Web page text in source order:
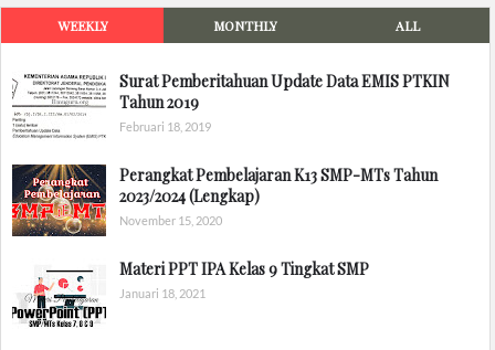
WEEKLY MONTHLY ALL
Surat Pemberitahuan Update Data EMIS PTKIN
Tahun 2019
Februari 18, 2019
Perangkat Pembelajaran K13 SMP-MTs Tahun
2023/2024 (Lengkap)
November 15, 2020
Materi PPT IPA Kelas 9 Tingkat SMP
Januari 18, 2021